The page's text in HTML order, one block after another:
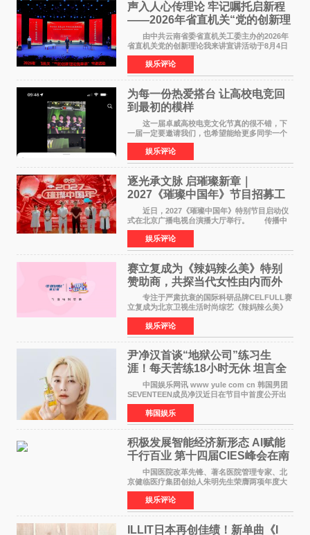
声入人心传理论 牢记嘱托启新程
——2026年省直机关“党的创新理
论我来讲”宣讲活动圆满落幕
由中共云南省委省直机关工委主办的2026年
省直机关党的创新理论我来讲宣讲活动于8月4日
至5日在昆明举办。活动以 "牢记嘱托 感恩奋进
开创云南发展新局面 "为主题，坚持以新时代中国
特色社会主义
娱乐评论
为每一份热爱搭台 让高校电竞回
到最初的模样
这一届卓威高校电竞文化节真的很不错，下
一届一定要邀请我们，也希望能给更多同学一个
来到现场的机会。 2026卓威高校电竞文化节
已经落下帷幕，在活动结束后，仍有不少高校电
竞社负责人和现
娱乐评论
逐光承文脉 启璀璨新章｜
2027《璀璨中国年》节目招募工
作圆满启动
近日，2027《璀璨中国年》特别节目启动仪
式在北京广播电视台演播大厅举行。 传播中
华优秀传统文化，弘扬纯正国风艺术，打造高规
格、高质感、正能量的文艺盛典，是璀璨中国年
矢志不渝的初心
娱乐评论
赛立复成为《辣妈辣么美》特别
赞助商，共探当代女性由内而外
活力美
专注于严肃抗衰的国际科研品牌CELFULL赛
立复成为北京卫视生活时尚综艺《辣妈辣么美》
的特别赞助商,明星辣妈袁咏仪倾情参与，向广大
都市女性传递健康生活新主张，寄语当代女性在
家庭与自我之间
娱乐评论
尹净汉首谈“地狱公司”练习生
涯！每天苦练18小时无休 坦言全
靠成员撑过来
中国娱乐网讯 www yule com cn 韩国男团
SEVENTEEN成员净汉近日在节目中首度公开出
道前的残酷练习生经历，并提及经纪公司Pledis
娱乐，引发广泛关注。 在8月2日播出的日本
TBS综艺节目《周
韩国娱乐
积极发展智能经济新形态 Al赋能
千行百业 第十四届CIES峰会在南
京盛大召开
中国医院改革先锋、著名医院管理专家、北
京健临医疗集团创始人朱明先生荣膺两项年度大
奖 2026年7月31日，盛夏金陵，长江之畔，
以重落地·真务实·强链接为主题的2026&lsquo;人
工智能+&rsquo
娱乐评论
ILLIT日本再创佳绩！新单曲《I